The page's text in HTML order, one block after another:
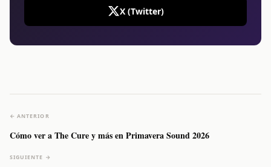
X (Twitter)
← ANTERIOR
Cómo ver a The Cure y más en Primavera Sound 2026
SIGUIENTE →